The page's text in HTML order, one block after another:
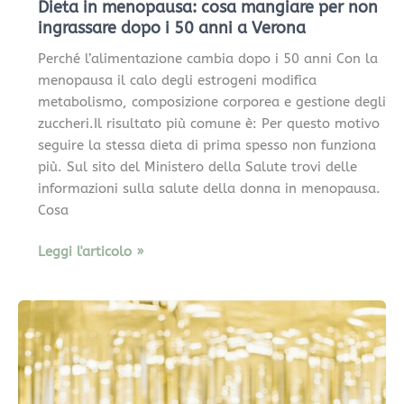
Dieta in menopausa: cosa mangiare per non
ingrassare dopo i 50 anni a Verona
Perché l’alimentazione cambia dopo i 50 anni Con la
menopausa il calo degli estrogeni modifica
metabolismo, composizione corporea e gestione degli
zuccheri.Il risultato più comune è: Per questo motivo
seguire la stessa dieta di prima spesso non funziona
più. Sul sito del Ministero della Salute trovi delle
informazioni sulla salute della donna in menopausa.
Cosa
Leggi l'articolo »
Menopausa
e
peso
corporeo:
strategie